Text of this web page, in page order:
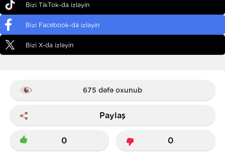
Bizi TikTok-da izləyin
Bizi Facebook-da izləyin
Bizi X-da izləyin
675 dəfə oxunub
Paylaş
0 0